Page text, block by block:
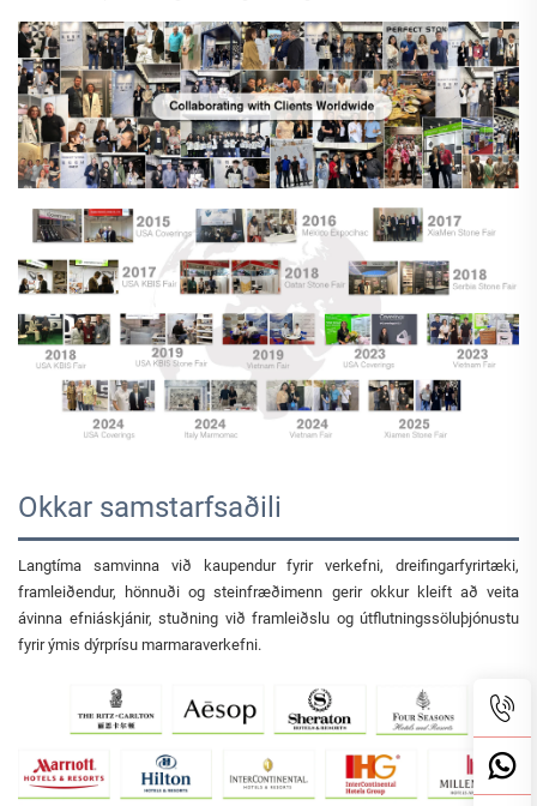
Okkar samstarfsaðili
Langtíma samvinna við kaupendur fyrir verkefni, dreifingarfyrirtæki,
framleiðendur, hönnuði og steinfræðimenn gerir okkur kleift að veita
ávinna efniáskjánir, stuðning við framleiðslu og útflutningssöluþjónustu
fyrir ýmis dýrprísu marmaraverkefni.